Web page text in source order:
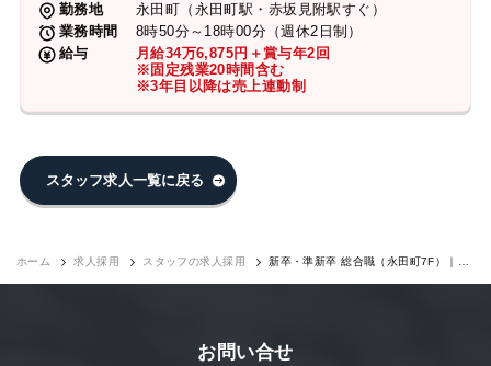
勤務地
永田町（永田町駅・赤坂見附駅すぐ）
業務時間
8時50分～18時00分（週休2日制）
給与
月給34万6,875円＋賞与年2回
※固定残業20時間含む
※3年目以降は売上連動制
スタッフ求人一覧に戻る
ホーム 求人採用 スタッフの求人採用
新卒・準新卒 総合職（永田町7F）｜求
お問い合せ